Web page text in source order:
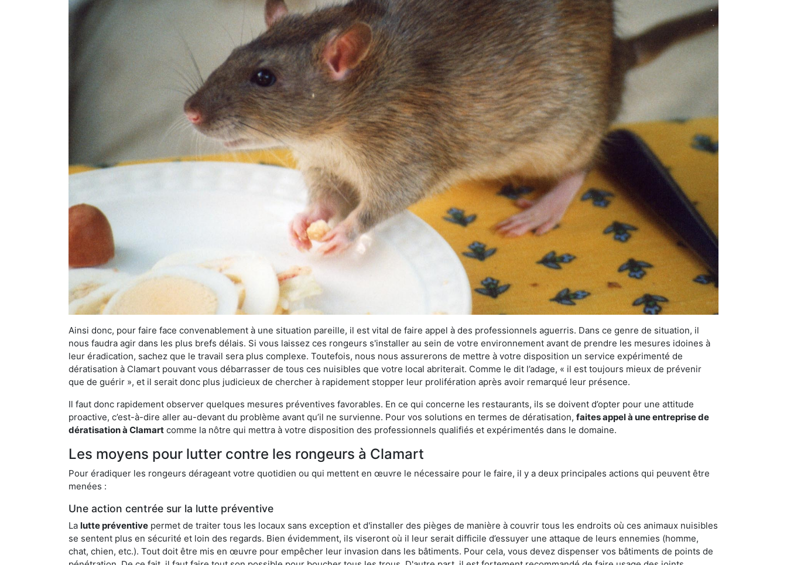
Ainsi donc, pour faire face convenablement à une situation pareille, il est vital de faire appel à des professionnels aguerris. Dans ce genre de situation, il
nous faudra agir dans les plus brefs délais. Si vous laissez ces rongeurs s'installer au sein de votre environnement avant de prendre les mesures idoines à
leur éradication, sachez que le travail sera plus complexe. Toutefois, nous nous assurerons de mettre à votre disposition un service expérimenté de
dératisation à Clamart pouvant vous débarrasser de tous ces nuisibles que votre local abriterait. Comme le dit l’adage, « il est toujours mieux de prévenir
que de guérir », et il serait donc plus judicieux de chercher à rapidement stopper leur prolifération après avoir remarqué leur présence.
Il faut donc rapidement observer quelques mesures préventives favorables. En ce qui concerne les restaurants, ils se doivent d’opter pour une attitude
proactive, c’est-à-dire aller au-devant du problème avant qu’il ne survienne. Pour vos solutions en termes de dératisation, faites appel à une entreprise de
dératisation à Clamart comme la nôtre qui mettra à votre disposition des professionnels qualifiés et expérimentés dans le domaine.
Les moyens pour lutter contre les rongeurs à Clamart
Pour éradiquer les rongeurs dérageant votre quotidien ou qui mettent en œuvre le nécessaire pour le faire, il y a deux principales actions qui peuvent être
menées :
Une action centrée sur la lutte préventive
La lutte préventive permet de traiter tous les locaux sans exception et d'installer des pièges de manière à couvrir tous les endroits où ces animaux nuisibles
se sentent plus en sécurité et loin des regards. Bien évidemment, ils viseront où il leur serait difficile d’essuyer une attaque de leurs ennemies (homme,
chat, chien, etc.). Tout doit être mis en œuvre pour empêcher leur invasion dans les bâtiments. Pour cela, vous devez dispenser vos bâtiments de points de